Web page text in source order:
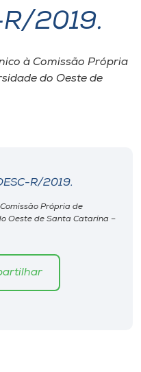
2019.
à Comissão Própria
do Oeste de
R/2019.
Própria de
Oeste de Santa Catarina –